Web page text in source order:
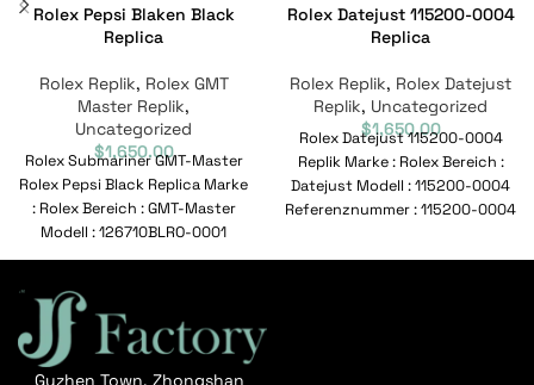
Rolex Pepsi Blaken Black
Replica
Rolex Replik, Rolex GMT
Master Replik,
Uncategorized
$1,650.00
Rolex Submariner GMT-Master
Rolex Pepsi Black Replica Marke
: Rolex Bereich : GMT-Master
Modell : 126710BLRO-0001
Referenznummer : 126710BLRO-
Rolex Datejust 115200-0004
Replica
Rolex Replik, Rolex Datejust
Replik, Uncategorized
$1,650.00
Rolex Datejust 115200-0004
Replik Marke : Rolex Bereich :
Datejust Modell : 115200-0004
Referenznummer : 115200-0004
Geschlecht
Guzhen Town, Zhongshan